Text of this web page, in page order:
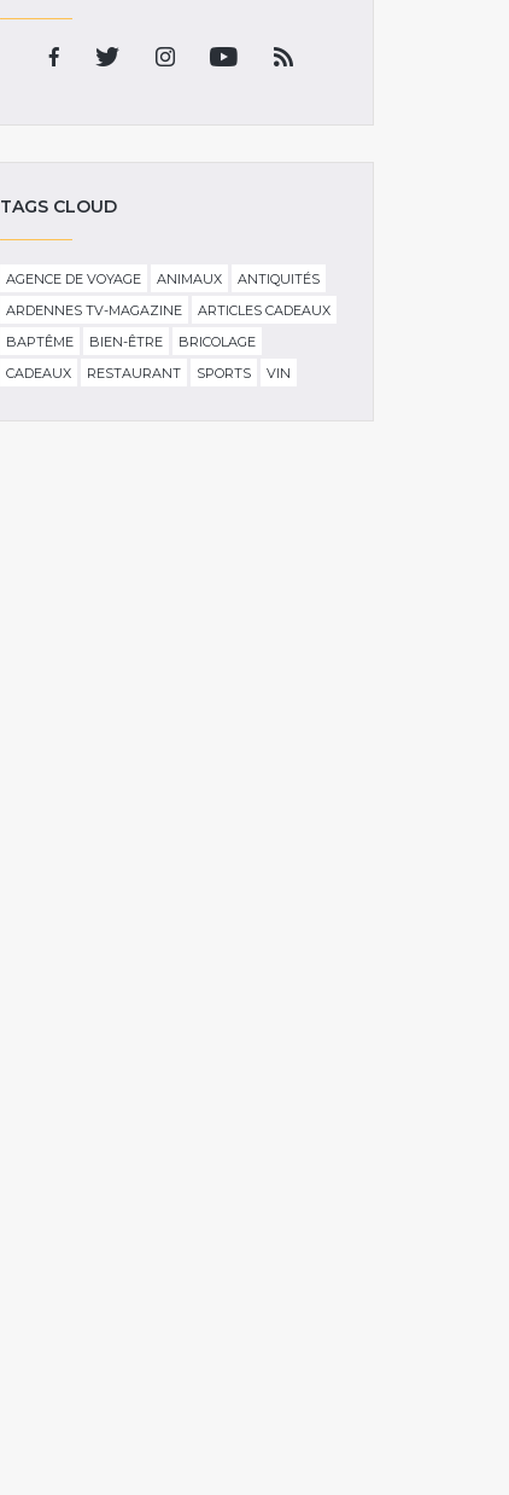
TAGS CLOUD
AGENCE DE VOYAGE ANIMAUX
ANTIQUITÉS
ARDENNES TV-MAGAZINE
ARTICLES CADEAUX
BAPTÊME
BIEN-ÊTRE
BRICOLAGE
CADEAUX
RESTAURANT SPORTS VIN